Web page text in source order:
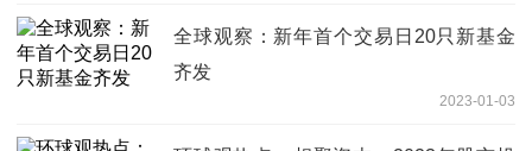
全球观察：新年首个交易日20只新基金
齐发
2023-01-03